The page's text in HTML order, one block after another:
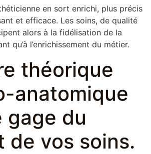
en sort enrichi, plus précis
et efficace. Les soins, de qualité
alors à la fidélisation de la
qu’à l’enrichissement du métier.
théorique
anatomique
gage du
de vos soins.